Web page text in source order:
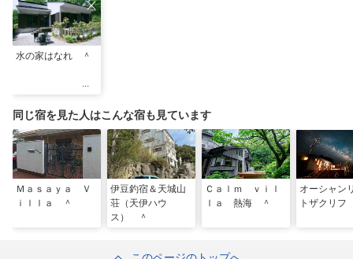
水の家はなれ ＾
同じ宿を見た人はこんな宿も見ています
Ｍａｓａｙａ Ｖ
ｉｌｌａ ＾
伊豆釣宿＆天城山
荘（天伊ハウ
ス） ＾
Ｃａｌｍ ｖｉｌ
ｌａ 熱海 ＾
オーシャン
トザクリ